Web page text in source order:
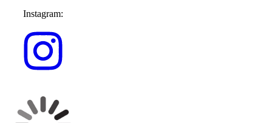
Instagram: